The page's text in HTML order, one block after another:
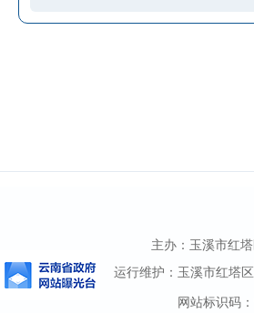
主办：玉溪市红
运行维护：玉溪市红塔
网站标识码